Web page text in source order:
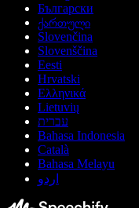
Български
ქართული
Slovenčina
Slovenščina
Eesti
Hrvatski
Ελληνικά
Lietuvių
עברית
Bahasa Indonesia
Català
Bahasa Melayu
اردو